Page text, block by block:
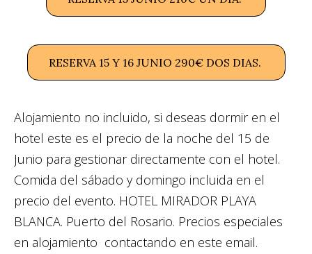
RESERVA 15 Y 16 JUNIO 290€ DOS DIAS.
Alojamiento no incluido, si deseas dormir en el
hotel este es el precio de la noche del 15 de
Junio para gestionar directamente con el hotel.
Comida del sábado y domingo incluida en el
precio del evento. HOTEL MIRADOR PLAYA
BLANCA. Puerto del Rosario. Precios especiales
en alojamiento contactando en este email.